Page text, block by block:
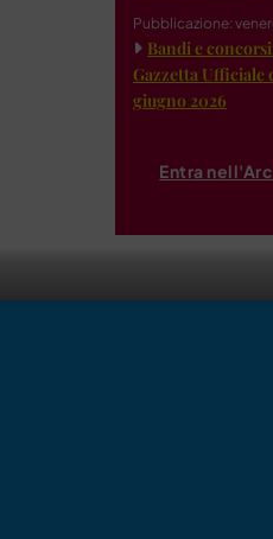
Pubblicazione:
Bandi e
Gazzetta Ufficiale
giugno 2026
Entra